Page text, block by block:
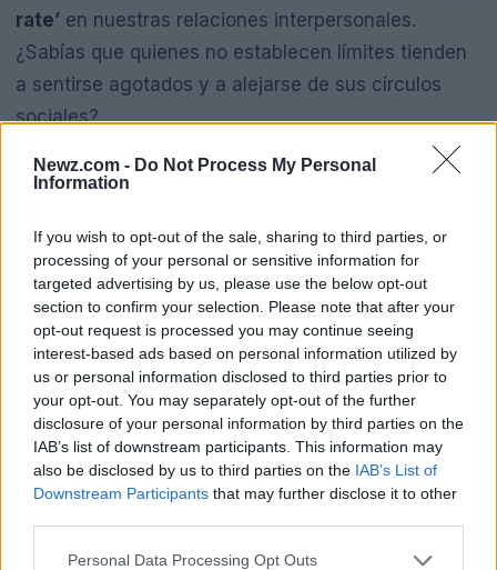
Newz.com - Do Not Process My Personal
Information
If you wish to opt-out of the sale, sharing to third parties, or
processing of your personal or sensitive information for
targeted advertising by us, please use the below opt-out
section to confirm your selection. Please note that after your
opt-out request is processed you may continue seeing
interest-based ads based on personal information utilized by
us or personal information disclosed to third parties prior to
your opt-out. You may separately opt-out of the further
disclosure of your personal information by third parties on the
IAB’s list of downstream participants. This information may
also be disclosed by us to third parties on the IAB’s List of
Downstream Participants that may further disclose it to other
Please note that this website/app uses one or more Google
Personal Data Processing Opt Outs
rate’ en nuestras relaciones interpersonales.
¿Sabías que quienes no establecen límites tienden
a sentirse agotados y a alejarse de sus círculos
sociales?
Por otro lado, establecer límites claros puede
relaciones. Cuando decimos que no, lo hacemos
desde un lugar de autenticidad, lo que puede
fortalecer la confianza y el respeto en nuestras
interacciones.
Lecciones prácticas para mejorar
tu bienestar
Si te identificas con el‘sí fácil’
, aquí tienes algunas
una mayor asertividad: